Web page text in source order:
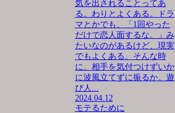
気を出されることってあ
る。わりとよくある。ドラ
マとかでも、「1回やった
だけで恋人面するな。」み
たいなのがあるけど、現実
でもよくある。そんな時
に、相手を気付つけずいか
に波風立てずに振るか。遊
び人...
2024.04.12
モテるために